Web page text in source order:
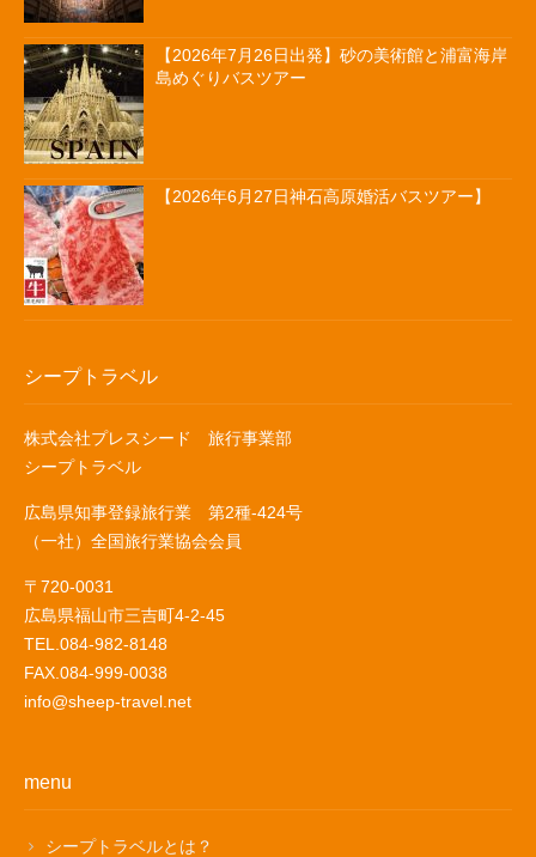
【2026年7月26日出発】砂の美術館と浦富海岸
島めぐりバスツアー
【2026年6月27日神石高原婚活バスツアー】
シープトラベル
株式会社プレスシード 旅行事業部
シープトラベル
広島県知事登録旅行業 第2種-424号
（一社）全国旅行業協会会員
〒720-0031
広島県福山市三吉町4-2-45
TEL.084-982-8148
FAX.084-999-0038
info@sheep-travel.net
menu
シープトラベルとは？